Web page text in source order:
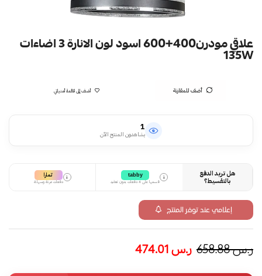
علاقي مودرن400+600 اسود لون الانارة 3 اضاءات
135W
أضف للمقارنة أضف إلى قائمة أمنياتي
1
يشاهدون المنتج الآن
هل تريد الدفع
بالتقسيط؟
i
tabby
قسمها على 4 دفعات بدون تعقيد
i تمارا
دفعات مرنة وسهلة
إعلامي عند توفر المنتج
ر.س658.88 ر.س